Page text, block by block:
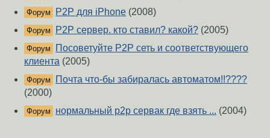
Форум P2P для iPhone (2008)
Форум P2P сервер. кто ставил? какой? (2005)
Форум
Посоветуйте P2P сеть и соответствующего
клиента (2005)
Форум
Почта что-бы забиралась автоматом!!????
(2000)
Форум нормальный p2p сервак где взять ... (2004)